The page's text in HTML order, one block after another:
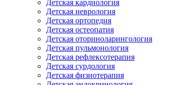
Детская кардиология
Детская неврология
Детская ортопедия
Детская остеопатия
Детская оториноларингология
Детская пульмонология
Детская рефлексотерапия
Детская сурдология
Детская физиотерапия